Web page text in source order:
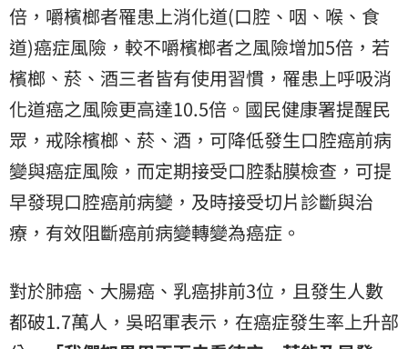
倍，嚼檳榔者罹患上消化道(口腔、咽、喉、食
道)癌症風險，較不嚼檳榔者之風險增加5倍，若
檳榔、菸、酒三者皆有使用習慣，罹患上呼吸消
化道癌之風險更高達10.5倍。國民健康署提醒民
眾，戒除檳榔、菸、酒，可降低發生口腔癌前病
變與癌症風險，而定期接受口腔黏膜檢查，可提
早發現口腔癌前病變，及時接受切片診斷與治
療，有效阻斷癌前病變轉變為癌症。
對於肺癌、大腸癌、乳癌排前3位，且發生人數
都破1.7萬人，吳昭軍表示，在癌症發生率上升部